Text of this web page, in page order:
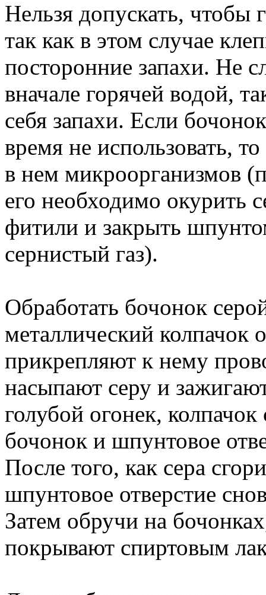
Нельзя допускать, чтобы
так как в этом случае
посторонние запахи. Не
вначале горячей водой,
себя запахи. Если
время не использовать,
в нем микроорганизмов
его необходимо окурить
фитили и закрыть
сернистый газ).
Обработать бочонок
металлический колпачок
прикрепляют к нему
насыпают серу и
голубой огонек,
бочонок и шпунтовое
После того, как сера
шпунтовое отверстие
Затем обручи на
покрывают спиртовым